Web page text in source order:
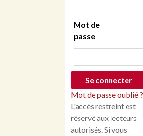
Mot de
passe
Mot de passe oublié ?
L'accès restreint est
réservé aux lecteurs
autorisés. Si vous